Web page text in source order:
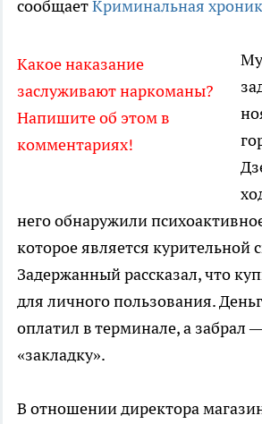
сообщаетКриминальная
Какое наказание
заслуживают наркоманы?
Напишите об этом в
комментариях!
него обнаружили
которое является курительной
Задержанный рассказал, что
для личного пользования.
оплатил в терминале, а забрал
«закладку».
В отношении директора